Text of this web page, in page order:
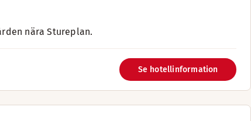
nära Stureplan.
Se hotellinformation